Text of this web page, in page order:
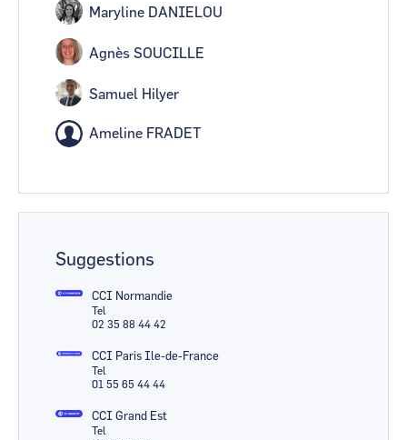
Maryline DANIELOU
Agnès SOUCILLE
Samuel Hilyer
Ameline FRADET
Suggestions
CCI Normandie
Tel
02 35 88 44 42
CCI Paris Ile-de-France
Tel
01 55 65 44 44
CCI Grand Est
Tel